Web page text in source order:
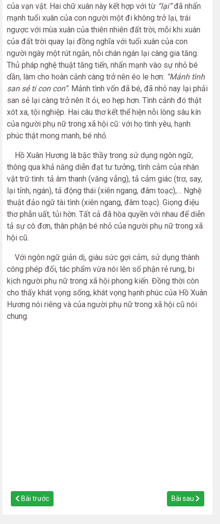
của vạn vật. Hai chữ xuân này kết hợp với từ “lại”đã nhấn
mạnh tuổi xuân của con người một đi không trở lại, trái
ngược với mùa xuân của thiên nhiên đất trời, mỗi khi xuân
của đất trời quay lại đồng nghĩa với tuổi xuân của con
người ngày một rút ngắn, nỗi chán ngán lại càng gia tăng.
Thủ pháp nghệ thuật tăng tiến, nhấn mạnh vào sự nhỏ bé
dần, làm cho hoàn cảnh càng trở nên éo le hơn: “Mảnh tình
san sẻ tí con con”. Mảnh tình vốn đã bé, đã nhỏ nay lại phải
san sẻ lại càng trở nên ít ỏi, eo hẹp hơn. Tình cảnh đó thật
xót xa, tội nghiệp. Hai câu thơ kết thể hiện nỗi lòng sâu kín
của người phụ nữ trong xã hội cũ: với họ tình yêu, hạnh
phúc thật mong manh, bé nhỏ.
Hồ Xuân Hương là bậc thầy trong sử dụng ngôn ngữ,
thông qua khả năng diễn đạt tư tưởng, tình cảm của nhân
vật trữ tình: tả âm thanh (văng vẳng), tả cảm giác (trơ, say,
lại tỉnh, ngán), tả động thái (xiên ngang, đâm toạc),… Nghệ
thuật đảo ngữ tài tình (xiên ngang, đâm toạc). Giọng điệu
thơ phẫn uất, tủi hờn. Tất cả đã hòa quyền với nhau để diễn
tả sự cô đơn, thân phận bé nhỏ của người phụ nữ trong xã
hội cũ.
Với ngôn ngữ giản dị, giàu sức gợi cảm, sử dụng thành
công phép đối, tác phẩm vừa nói lên số phận rẻ rung, bi
kịch người phụ nữ trong xã hội phong kiến. Đồng thời còn
cho thấy khát vọng sống, khát vọng hạnh phúc của Hồ Xuân
Hương nói riêng và của người phụ nữ trong xã hội cũ nói
chung.
Bài trước Bài sau